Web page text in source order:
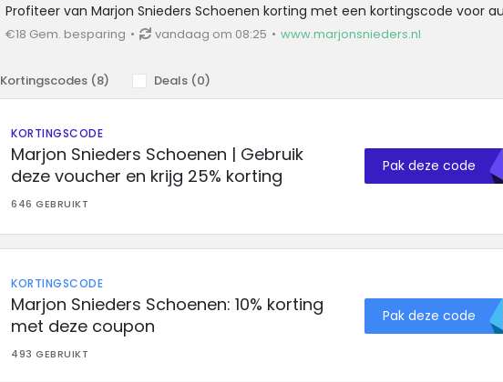
Profiteer van Marjon Snieders Schoenen korting met een kortingscode voor
€18 Gem. besparing vandaag om 08:25 www.marjonsnieders.nl
Kortingscodes (8) Deals (0)
KORTINGSCODE
Marjon Snieders Schoenen | Gebruik
deze voucher en krijg 25% korting
646 GEBRUIKT
Pak deze code
KORTINGSCODE
Marjon Snieders Schoenen: 10% korting
met deze coupon
493 GEBRUIKT
Pak deze code